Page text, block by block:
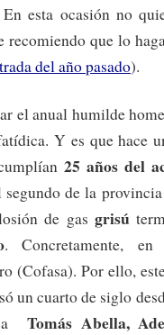
esta ocasión no
recomiendo que lo
del año pasado).
el anual humilde
Y es que hace
25 años del
segundo de la
de gas grisú
. Concretamente,
(Cofasa). Por ello,
un cuarto de siglo
aTomás Abella,